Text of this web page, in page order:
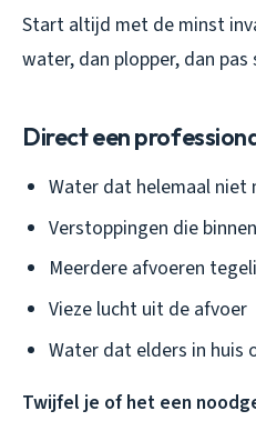
Start altijd met de minst
water, dan plopper, dan pas
Direct een
Water dat helemaal
Verstoppingen die
Meerdere afvoeren
Vieze lucht uit de afvoer
Water dat elders in huis
Twijfel je of het een